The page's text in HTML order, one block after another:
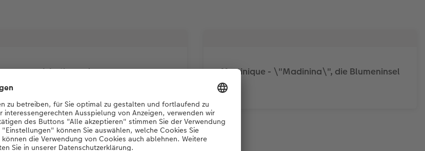
Westkanada 2019 Martinique - \"Madinina\", die Blumeninsel